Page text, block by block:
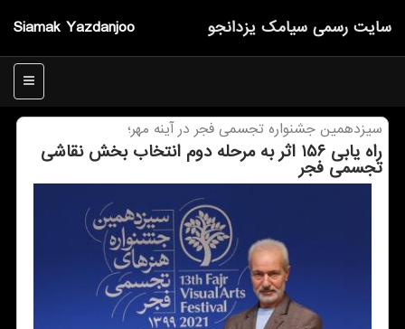
Siamak Yazdanjoo سایت رسمی سیامك یزدانجو
منو
سیزدهمین‬ جشنواره تجسمی فجر در آینه مهر؛
راه یابی‬ ‏۱۵۶ اثر به مرحله دوم انتخاب بخش نقاشی‬
تجسمی فجر